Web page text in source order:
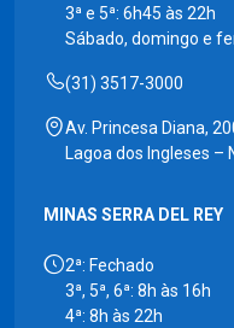
3ª e 5ª: 6h45 às 22h
Sábado, domingo e
(31) 3517-3000
Av. Princesa Diana,
Lagoa dos Ingleses –
MINAS SERRA DEL REY
2ª: Fechado
3ª, 5ª, 6ª: 8h às 16h
4ª: 8h às 22h